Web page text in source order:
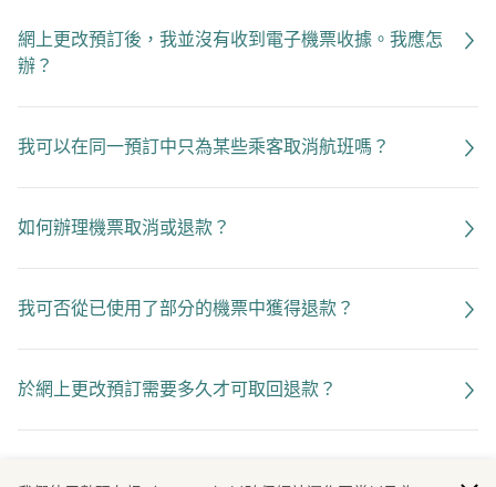
網上更改預訂後，我並沒有收到電子機票收據。我應怎
辦？
我可以在同一預訂中只為某些乘客取消航班嗎？
如何辦理機票取消或退款？
我可否從已使用了部分的機票中獲得退款？
於網上更改預訂需要多久才可取回退款？